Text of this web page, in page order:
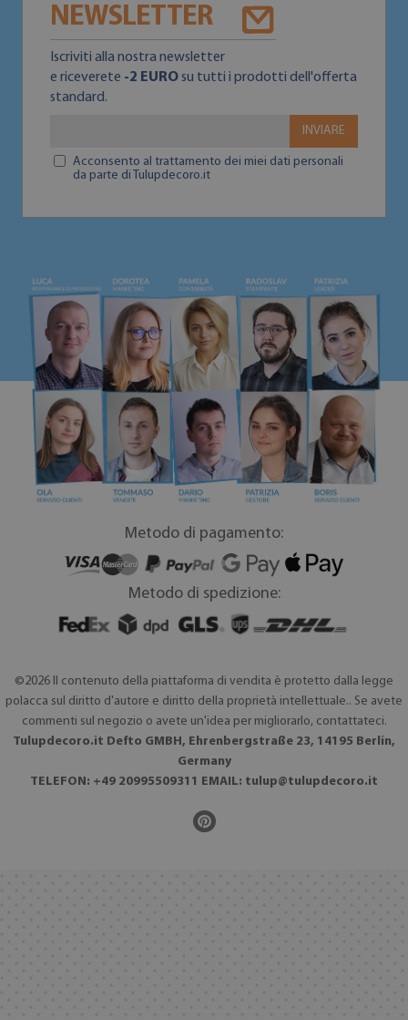
NEWSLETTER
Iscriviti alla nostra newsletter
e riceverete -2 EUROsu tutti i prodotti dell'offerta
standard.
INVIARE
Acconsento al trattamento dei miei dati personali
da parte di Tulupdecoro.it
Metodo di pagamento:
Metodo di spedizione:
©2026 Il contenuto della piattaforma di vendita è protetto dalla legge
polacca sul diritto d'autore e diritto della proprietà intellettuale.. Se avete
commenti sul negozio o avete un'idea per migliorarlo, contattateci.
Tulupdecoro.it Defto GMBH, Ehrenbergstraße 23, 14195 Berlin,
Germany
TELEFON: +49 20995509311 EMAIL: tulup@tulupdecoro.it